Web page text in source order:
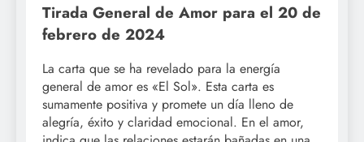
Tirada General de Amor para el 20 de
febrero de 2024
La carta que se ha revelado para la energía
general de amor es «El Sol». Esta carta es
sumamente positiva y promete un día lleno de
alegría, éxito y claridad emocional. En el amor,